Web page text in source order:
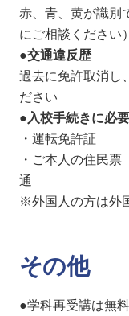
赤、青、黄が識別
にご相談ください）
●交通違反歴
過去に免許取消し
ださい
●入校手続きに必
・運転免許証
・ご本人の住民
通
※外国人の方は外
その他
●学科再受講は無料